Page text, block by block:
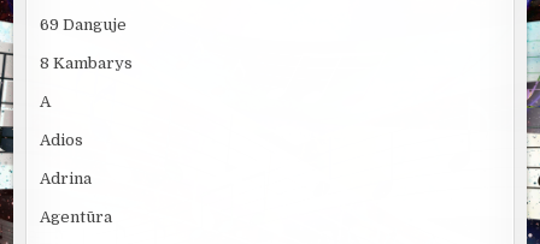
69 Danguje
8 Kambarys
A
Adios
Adrina
Agentūra